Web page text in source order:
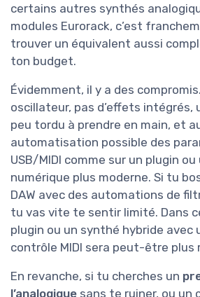
certains autres synthés
modules Eurorack, c’est
trouver un équivalent aussi
ton budget.
Évidemment, il y a des compromis.
oscillateur, pas d’effets intégrés,
peu tordu à prendre en main, et
automatisation possible des
USB/MIDI comme sur un plugin
numérique plus moderne. Si tu
DAW avec des automations de
tu vas vite te sentir limité. Dans
plugin ou un synthé hybride avec
contrôle MIDI sera peut-être plus
En revanche, si tu cherches un
l’analogique sans te ruiner, ou un